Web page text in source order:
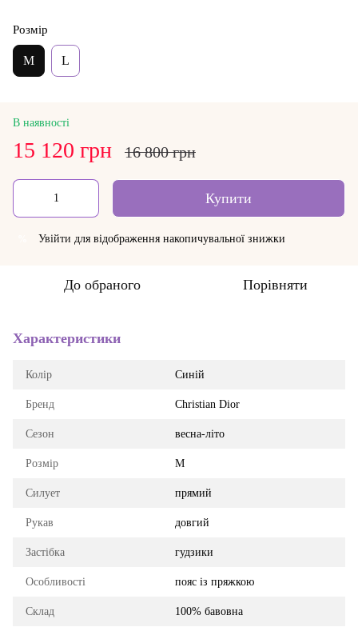
Розмір
M L
В наявності
15 120 грн 16 800 грн
Купити
Увійти для відображення накопичувальної знижки
До обраного Порівняти
Характеристики
Колір Синій
Бренд Christian Dior
Сезон весна-літо
Розмір M
Силует прямий
Рукав довгий
Застібка гудзики
Особливості пояс із пряжкою
Склад 100% бавовна